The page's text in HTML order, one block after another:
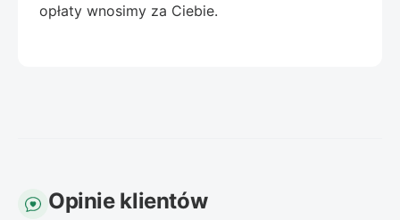
opłaty wnosimy za Ciebie.
Opinie klientów